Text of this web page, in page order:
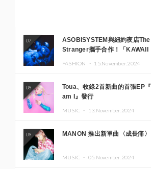
07
ASOBISYSTEM與紐約夜店The
Stranger攜手合作！「KAWAII
FASHION ・ 15.November.2024
08
Toua、收錄2首新曲的首張EP『I
am I』發行
MUSIC ・ 13.November.2024
09 MANON 推出新單曲〈成長痛〉
MUSIC ・ 05.November.2024